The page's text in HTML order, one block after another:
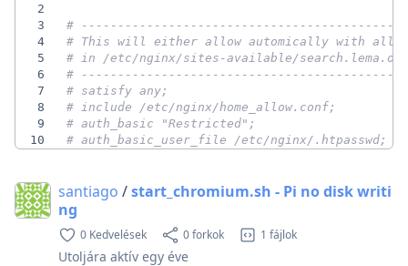
2
3
#
4
# This will either allow automically with
5
# in /etc/nginx/sites-available/search.lema.org
6
#
7
# satisfy any;
8
# include /etc/nginx/home_allow.conf;
9
# auth_basic "Restricted";
10
# auth_basic_user_file /etc/nginx/.htpasswd;
santiago /start_chromium.sh - Pi no disk writi
ng
0 Kedvelések 0 forkok 1 fájlok
Utoljára aktív egy éve